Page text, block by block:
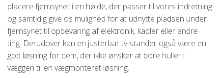
placere fjernsynet i en højde, der passer til vores indretning
og samtidig give os mulighed for at udnytte pladsen under
fjernsynet til opbevaring af elektronik, kabler eller andre
ting. Derudover kan en justerbar tv-stander også være en
god løsning for dem, der ikke ønsker at bore huller i
væggen til en vægmonteret løsning.